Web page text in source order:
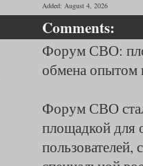
Added: August 4, 2026
Comments:
Форум СВО:
обмена
Форум СВО
площадкой для
пользователей,